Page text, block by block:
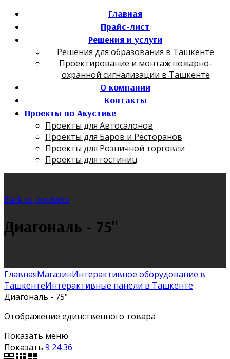
Главная
Прайс-лист
Решения и услуги
Решения для образования в Ташкенте
Проектирование и монтаж пожарно-
охранной сигнализации в Ташкенте
О компании
Контакты
Проекты по Акустике
Проекты для Автосалонов
Проекты для Баров и Ресторанов
Проекты для Розничной торговли
Проекты для гостиниц
Back to products
Диагональ - 75"
ГлавнаяМагазинИнтерактивное оборудование в
ТашкентеИнтерактивные панели в Ташкенте
Диагональ - 75"
Отображение единственного товара
Показать меню
Показать 9 2436